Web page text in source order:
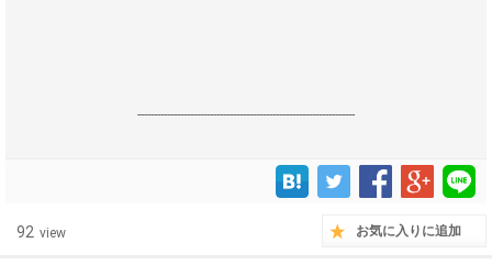
------------------------------------------------------------------
92 view お気に入りに追加